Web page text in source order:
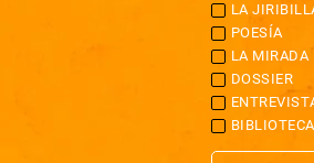
LA
POESÍA
LA MIRADA
DOSSIER
BIBLIOTECA